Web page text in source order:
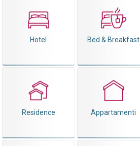
Hotel Bed & Breakfast
Residence Appartamenti